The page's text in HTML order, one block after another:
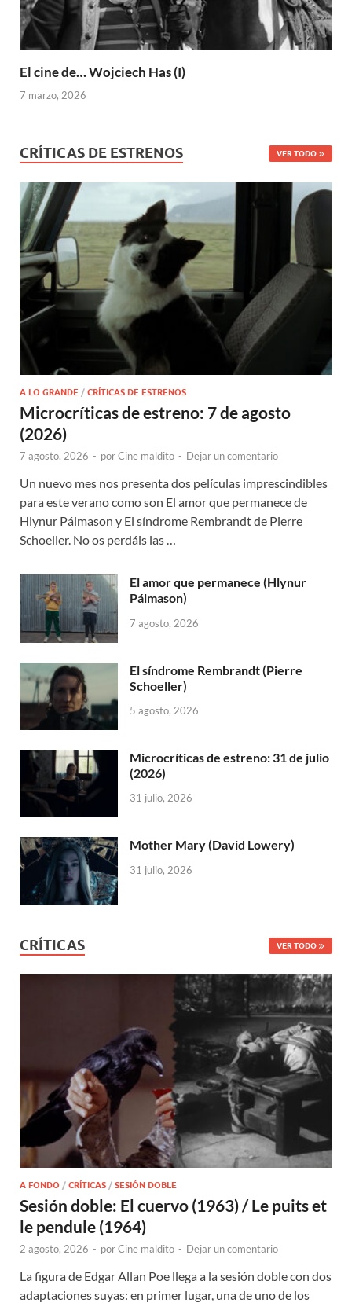
El cine de… Wojciech Has (I)
7 marzo, 2026
CRÍTICAS DE ESTRENOS VER TODO
A LO GRANDE / CRÍTICAS DE ESTRENOS
Microcríticas de estreno: 7 de agosto
(2026)
7 agosto, 2026 - porCine maldito - Dejar un comentario
Un nuevo mes nos presenta dos películas imprescindibles
para este verano como son El amor que permanece de
Hlynur Pálmason y El síndrome Rembrandt de Pierre
Schoeller. No os perdáis las …
El amor que permanece (Hlynur
Pálmason)
7 agosto, 2026
El síndrome Rembrandt (Pierre
Schoeller)
5 agosto, 2026
Microcríticas de estreno: 31 de julio
(2026)
31 julio, 2026
Mother Mary (David Lowery)
31 julio, 2026
CRÍTICAS VER TODO
A FONDO / CRÍTICAS / SESIÓN DOBLE
Sesión doble: El cuervo (1963) / Le puits et
le pendule (1964)
2 agosto, 2026 - porCine maldito - Dejar un comentario
La figura de Edgar Allan Poe llega a la sesión doble con dos
adaptaciones suyas: en primer lugar, una de uno de los